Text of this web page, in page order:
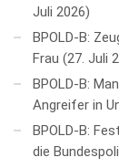
Juli 2026
BPOLD-B:
Frau
27. Juli
BPOLD-B:
Angreifer in
BPOLD-B:
die